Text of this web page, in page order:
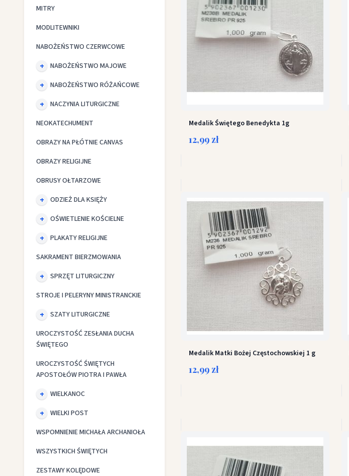
MITRY
MODLITEWNIKI
NABOŻEŃSTWO CZERWCOWE
NABOŻEŃSTWO MAJOWE
NABOŻEŃSTWO RÓŻAŃCOWE
NACZYNIA LITURGICZNE
NEOKATECHUMENT
OBRAZY NA PŁÓTNIE CANVAS
OBRAZY RELIGIJNE
OBRUSY OŁTARZOWE
ODZIEŻ DLA KSIĘŻY
OŚWIETLENIE KOŚCIELNE
PLAKATY RELIGIJNE
SAKRAMENT BIERZMOWANIA
SPRZĘT LITURGICZNY
STROJE I PELERYNY MINISTRANCKIE
SZATY LITURGICZNE
UROCZYSTOŚĆ ZESŁANIA DUCHA
ŚWIĘTEGO
UROCZYSTOŚĆ ŚWIĘTYCH
APOSTOŁÓW PIOTRA I PAWŁA
WIELKANOC
WIELKI POST
WSPOMNIENIE MICHAŁA ARCHANIOŁA
WSZYSTKICH ŚWIĘTYCH
ZESTAWY KOLĘDOWE
Medalik Świętego Benedykta 1g
12,99 zł
Medalik Matki Bożej Częstochowskiej 1 g
12,99 zł